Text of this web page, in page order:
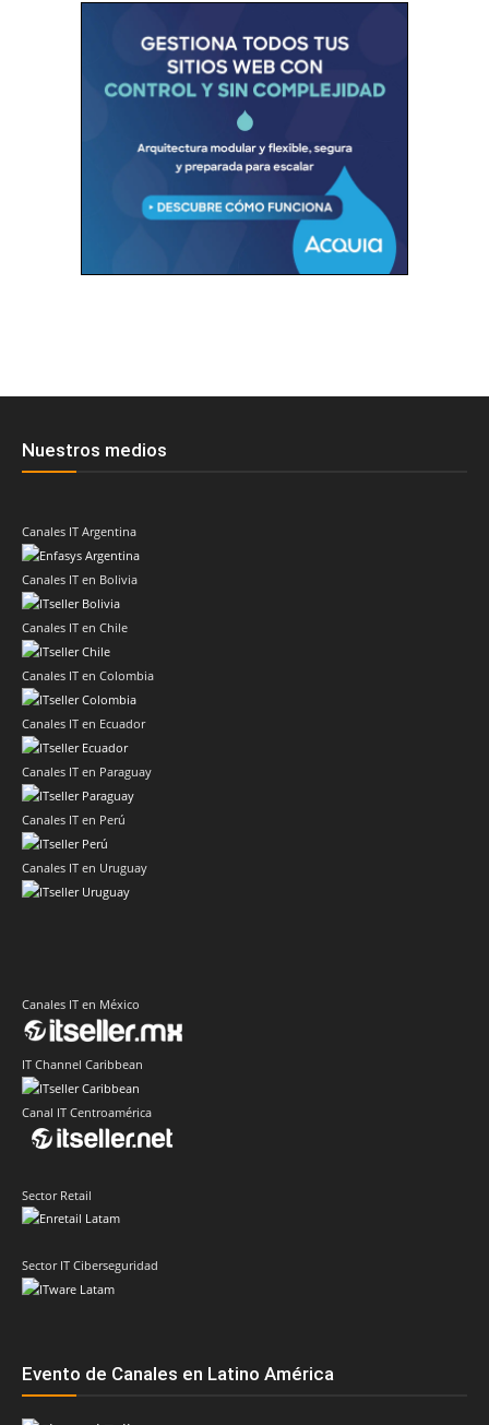
Nuestros medios
Canales IT Argentina
Canales IT en Bolivia
Canales IT en Chile
Canales IT en Colombia
Canales IT en Ecuador
Canales IT en Paraguay
Canales IT en Perú
Canales IT en Uruguay
Canales IT en México
IT Channel Caribbean
Canal IT Centroamérica
Sector Retail
Sector IT Ciberseguridad
Evento de Canales en Latino América